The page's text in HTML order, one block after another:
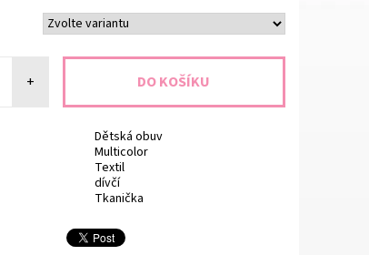
+
Dětská obuv
Multicolor
Textil
dívčí
Tkanička